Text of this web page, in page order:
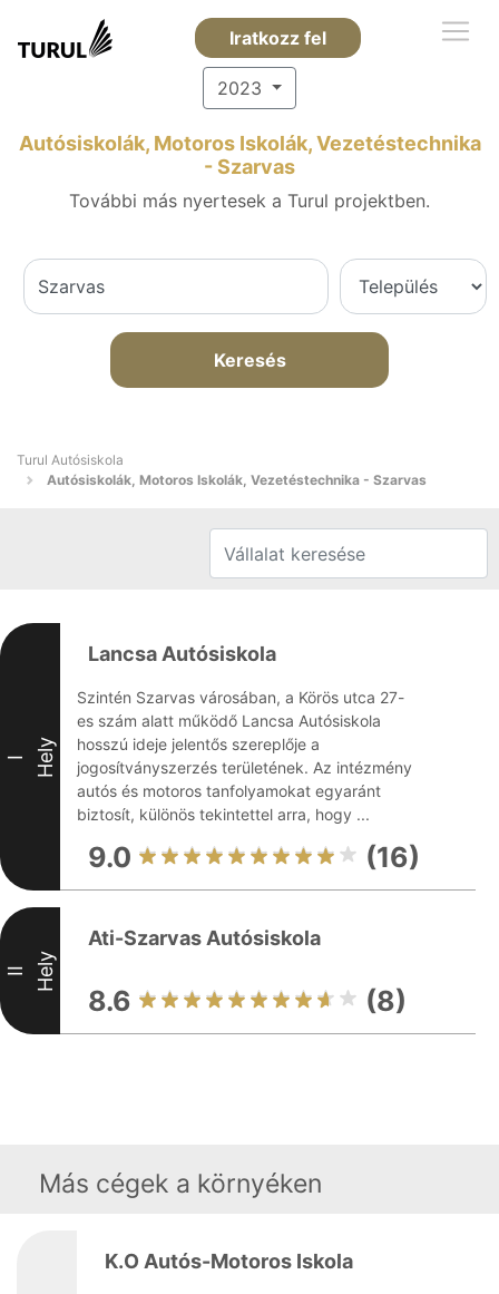
Iratkozz fel
2023
Autósiskolák, Motoros Iskolák, Vezetéstechnika
- Szarvas
További más nyertesek a Turul projektben.
Keresés
Turul Autósiskola
Autósiskolák, Motoros Iskolák, Vezetéstechnika - Szarvas
I Hely
Lancsa Autósiskola
Szintén Szarvas városában, a Körös utca 27-
es szám alatt működő Lancsa Autósiskola
hosszú ideje jelentős szereplője a
jogosítványszerzés területének. Az intézmény
autós és motoros tanfolyamokat egyaránt
biztosít, különös tekintettel arra, hogy ...
9.0 (16)
II Hely
Ati-Szarvas Autósiskola
8.6 (8)
Más cégek a környéken
K.O Autós-Motoros Iskola